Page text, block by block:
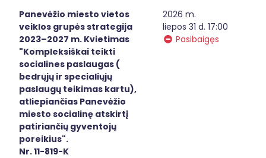
Panevėžio miesto vietos
veiklos grupės strategija
2023–2027 m. Kvietimas
"Kompleksiškai teikti
socialines paslaugas (
bedrųjų ir specialiųjų
paslaugų teikimas kartu),
atliepiančias Panevėžio
miesto socialinę atskirtį
patiriančių gyventojų
poreikius".
Nr. 11-819-K
2026 m.
liepos 31 d. 17:00
Pasibaigęs